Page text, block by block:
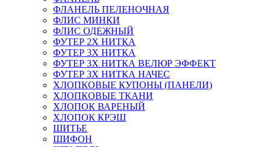
ФЛАНЕЛЬ ПЕЛЕНОЧНАЯ
ФЛИС МИНКИ
ФЛИС ОДЕЖНЫЙ
ФУТЕР 2Х НИТКА
ФУТЕР 3Х НИТКА
ФУТЕР 3Х НИТКА ВЕЛЮР ЭФФЕКТ
ФУТЕР 3Х НИТКА НАЧЕС
ХЛОПКОВЫЕ КУПОНЫ (ПАНЕЛИ)
ХЛОПКОВЫЕ ТКАНИ
ХЛОПОК ВАРЕНЫЙ
ХЛОПОК КРЭШ
ШИТЬЕ
ШИФОН